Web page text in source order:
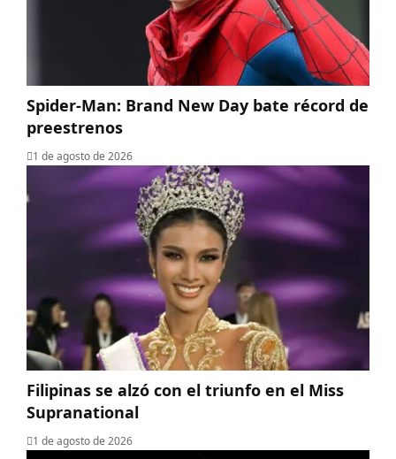
Spider-Man: Brand New Day bate récord de
preestrenos
1 de agosto de 2026
Filipinas se alzó con el triunfo en el Miss
Supranational
1 de agosto de 2026